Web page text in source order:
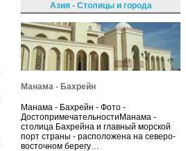
Азия - Столицы и города
Манама - Бахрейн
Манама - Бахрейн - Фото -
ДостопримечательностиМанама -
столица Бахрейна и главный морской
порт страны - расположена на северо-
восточном берегу…